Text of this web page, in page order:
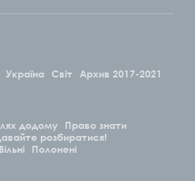
Україна Світ Архив 2017-2021
додому
Право знати
розбиратися!
Вільні Полонені